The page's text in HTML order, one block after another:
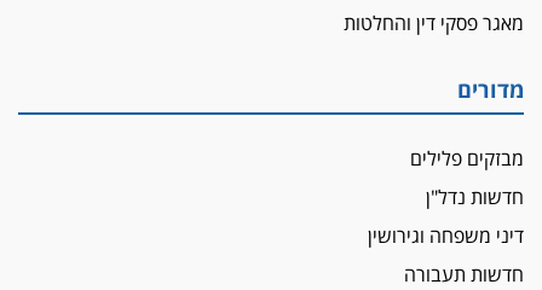
מאגר פסקי דין והחלטות
מדורים
מבזקים פלילים
חדשות נדל"ן
דיני משפחה וגירושין
חדשות תעבורה